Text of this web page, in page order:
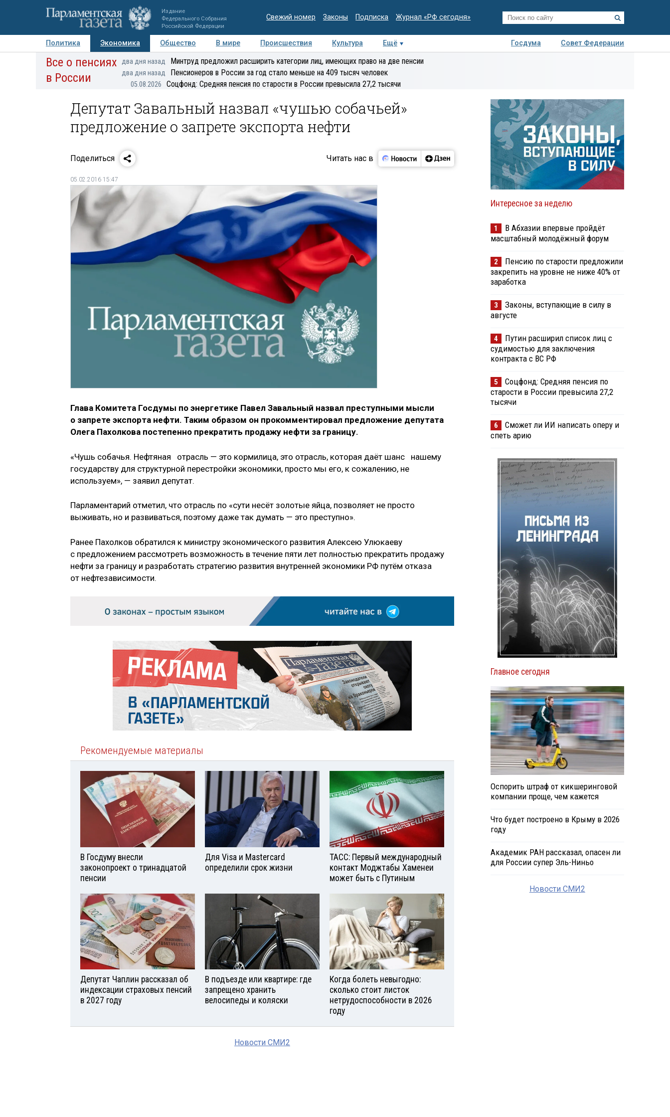
Издание
Федерального Собрания
Российской Федерации
Свежий номер Законы Подписка Журнал «РФ сегодня»
Политика Экономика Общество В мире Происшествия Культура Ещё Госдума
Совет Федерации
Авторы Персоны Мнения Регионы Медиацентр Интервью Колумнисты
Деловая
Все о пенсиях
в России
два дня назад Минтруд предложил расширить категории лиц, имеющих право на две пенсии
два дня назад Пенсионеров в России за год стало меньше на 409 тысяч человек
05.08.2026 Соцфонд: Средняя пенсия по старости в России превысила 27,2 тысячи
Депутат Завальный назвал «чушью собачьей»
предложение о запрете экспорта нефти
Поделиться Читать нас в
05.02.2016 15:47
Глава Комитета Госдумы по энергетике Павел Завальный назвал преступными мысли
о запрете экспорта нефти. Таким образом он прокомментировал предложение депутата
Олега Пахолкова постепенно прекратить продажу нефти за границу.
«Чушь собачья. Нефтяная отрасль — это кормилица, это отрасль, которая даёт шанс нашему
государству для структурной перестройки экономики, просто мы его, к сожалению, не
используем», — заявил депутат.
Парламентарий отметил, что отрасль по «сути несёт золотые яйца, позволяет не просто
выживать, но и развиваться, поэтому даже так думать — это преступно».
Ранее Пахолков обратился к министру экономического развития Алексею Улюкаеву
с предложением рассмотреть возможность в течение пяти лет полностью прекратить продажу
нефти за границу и разработать стратегию развития внутренней экономики РФ путём отказа
от нефтезависимости.
Рекомендуемые материалы
В Госдуму внесли
законопроект о тринадцатой
пенсии
Для Visа и Mastercard
определили срок жизни
ТАСС: Первый международный
контакт Моджтабы Хаменеи
может быть с Путиным
Депутат Чаплин рассказал об
индексации страховых пенсий
в 2027 году
В подъезде или квартире: где
запрещено хранить
велосипеды и коляски
Когда болеть невыгодно:
сколько стоит листок
нетрудоспособности в 2026
году
Новости СМИ2
Интересное за неделю
1
В Абхазии впервые пройдёт
масштабный молодёжный форум
2
Пенсию по старости предложили
закрепить на уровне не ниже 40% от
заработка
3
Законы, вступающие в силу в
августе
4
Путин расширил список лиц с
судимостью для заключения
контракта с ВС РФ
5
Соцфонд: Средняя пенсия по
старости в России превысила 27,2
тысячи
6
Сможет ли ИИ написать оперу и
спеть арию
Главное сегодня
Оспорить штраф от кикшеринговой
компании проще, чем кажется
Что будет построено в Крыму в 2026
году
Академик РАН рассказал, опасен ли
для России супер Эль-Ниньо
Новости СМИ2